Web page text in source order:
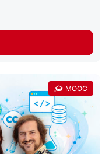
MOOC